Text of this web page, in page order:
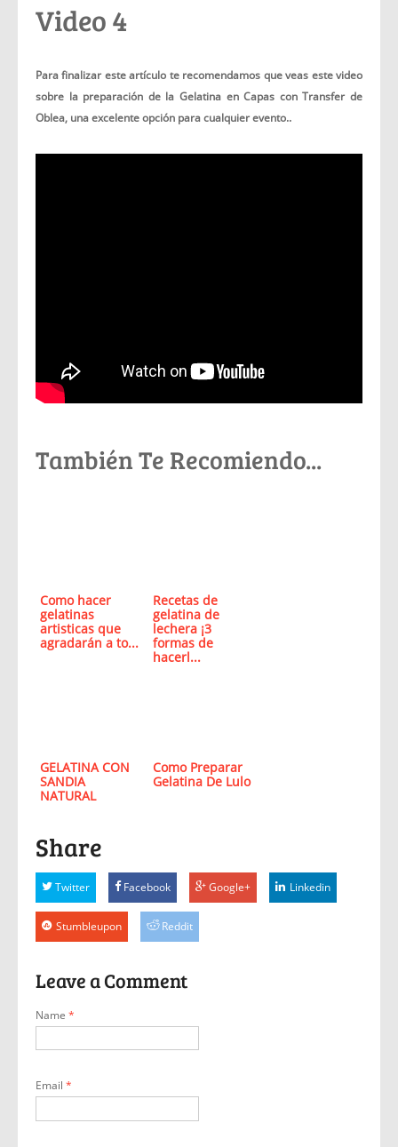
Video 4
Para finalizar este artículo te recomendamos que veas este video
sobre la preparación de la Gelatina en Capas con Transfer de
Oblea, una excelente opción para cualquier evento..
También Te Recomiendo...
Como hacer
gelatinas
artisticas que
agradarán a to...
Recetas de
gelatina de
lechera ¡3
formas de
hacerl...
GELATINA CON
SANDIA
NATURAL
Como Preparar
Gelatina De Lulo
Share
Twitter Facebook Google+ Linkedin
Stumbleupon Reddit
Leave a Comment
Name *
Email *